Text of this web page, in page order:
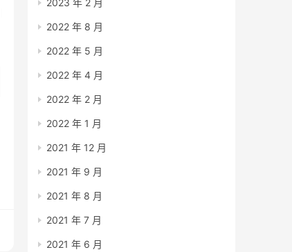
2022 年 8 月
2022 年 5 月
2022 年 4 月
2022 年 2 月
2022 年 1 月
2021 年 12 月
2021 年 9 月
2021 年 8 月
2021 年 7 月
2021 年 6 月